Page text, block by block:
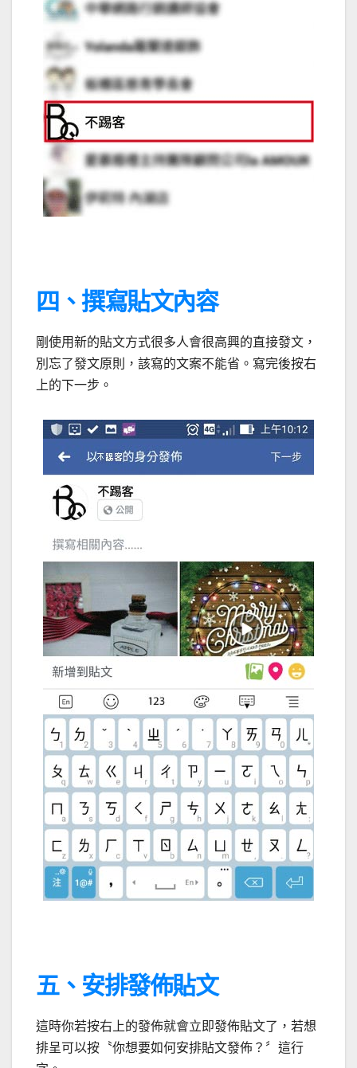
四、撰寫貼文內容
剛使用新的貼文方式很多人會很高興的直接發文，
別忘了發文原則，該寫的文案不能省。寫完後按右
上的下一步。
五、安排發佈貼文
這時你若按右上的發佈就會立即發佈貼文了，若想
排呈可以按〝你想要如何安排貼文發佈？〞這行